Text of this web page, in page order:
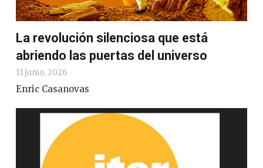
La revolución silenciosa que está
abriendo las puertas del universo
11 junio, 2026
Enric Casanovas